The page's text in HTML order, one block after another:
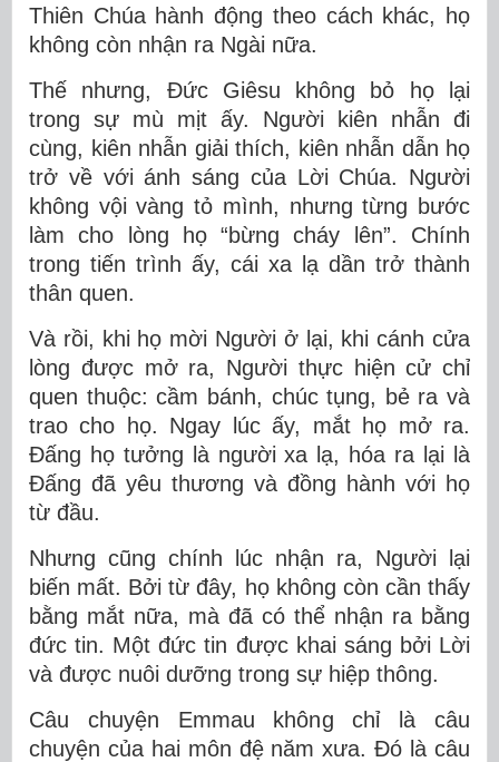
Thiên Chúa hành động theo cách khác, họ
không còn nhận ra Ngài nữa.
Thế nhưng, Đức Giêsu không bỏ họ lại
trong sự mù mịt ấy. Người kiên nhẫn đi
cùng, kiên nhẫn giải thích, kiên nhẫn dẫn họ
trở về với ánh sáng của Lời Chúa. Người
không vội vàng tỏ mình, nhưng từng bước
làm cho lòng họ “bừng cháy lên”. Chính
trong tiến trình ấy, cái xa lạ dần trở thành
thân quen.
Và rồi, khi họ mời Người ở lại, khi cánh cửa
lòng được mở ra, Người thực hiện cử chỉ
quen thuộc: cầm bánh, chúc tụng, bẻ ra và
trao cho họ. Ngay lúc ấy, mắt họ mở ra.
Đấng họ tưởng là người xa lạ, hóa ra lại là
Đấng đã yêu thương và đồng hành với họ
từ đầu.
Nhưng cũng chính lúc nhận ra, Người lại
biến mất. Bởi từ đây, họ không còn cần thấy
bằng mắt nữa, mà đã có thể nhận ra bằng
đức tin. Một đức tin được khai sáng bởi Lời
và được nuôi dưỡng trong sự hiệp thông.
Câu chuyện Emmau không chỉ là câu
chuyện của hai môn đệ năm xưa. Đó là câu